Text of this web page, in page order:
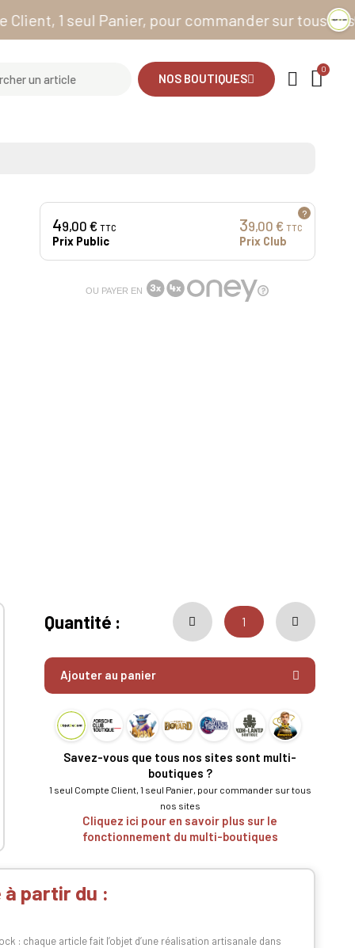
1 seul Panier, pour commander sur tous nos sites
NOS BOUTIQUES
49,00 € TTC
Prix Public
39,00 € TTC
Prix Club
?
OU PAYER EN
Quantité :
Ajouter au panier
Savez-vous que tous nos sites sont multi-
boutiques ?
1 seul Compte Client, 1 seul Panier, pour commander sur tous
nos sites
Cliquez ici pour en savoir plus sur le
fonctionnement du multi-boutiques
partir du :
: chaque article fait l’objet d’une réalisation artisanale dans